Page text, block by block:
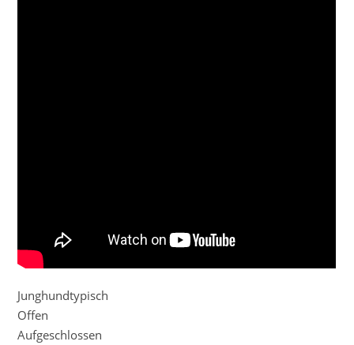
Junghundtypisch
Offen
Aufgeschlossen